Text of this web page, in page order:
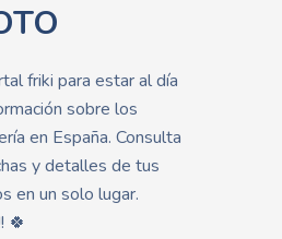
friki para estar al día
sobre los
en España. Consulta
y detalles de tus
en un solo lugar.
🍀